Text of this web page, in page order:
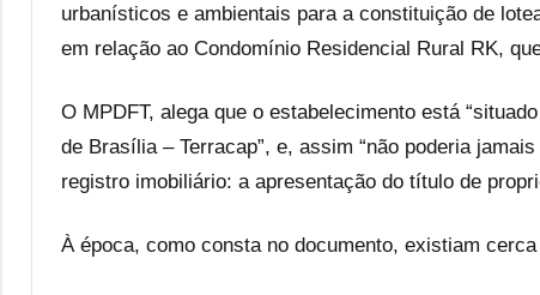
urbanísticos e ambientais para a constituição de
em relação ao Condomínio Residencial Rural RK,
O MPDFT, alega que o estabelecimento está
de Brasília – Terracap”, e, assim “não poderia
registro imobiliário: a apresentação do título de
À época, como consta no documento, existiam